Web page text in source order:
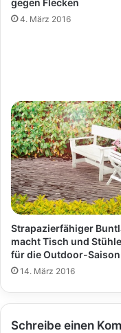
4. März 2016
Strapazierfähiger
macht Tisch und
für die Outdoor-Saison
14. März 2016
Schreibe einen